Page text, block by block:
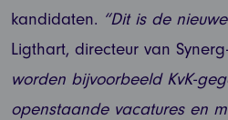
kandidaten. “Dit is de
Ligthart, directeur van
worden bijvoorbeeld KvK-
openstaande vacatures en